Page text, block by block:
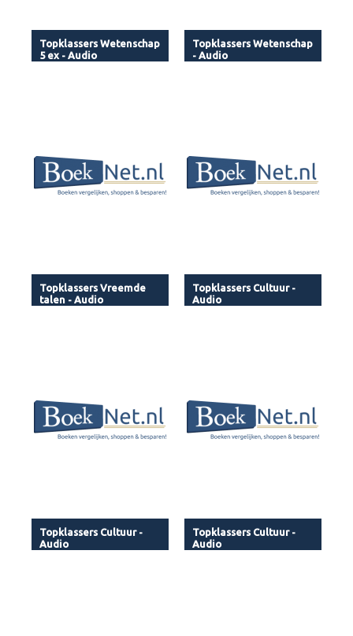
Topklassers Wetenschap
5 ex - Audio
Topklassers Wetenschap
- Audio
Topklassers Vreemde
talen - Audio
Topklassers Cultuur -
Audio
Topklassers Cultuur -
Audio
Topklassers Cultuur -
Audio